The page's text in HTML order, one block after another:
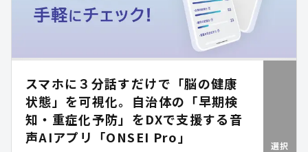
スマホに３分話すだけで「脳の健康
状態」を可視化。自治体の「早期検
知・重症化予防」をDXで支援する音
声AIアプリ「ONSEI Pro」
選択